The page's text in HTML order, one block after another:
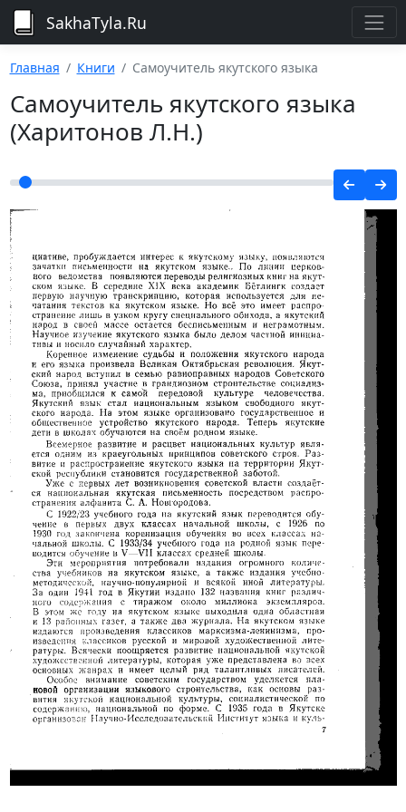
SakhaTyla.Ru
Главная Книги Самоучитель якутского языка
Самоучитель якутского языка
(Харитонов Л.Н.)